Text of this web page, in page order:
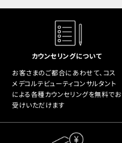
カウンセリングについて
お客さまのご都合にあわせて、コス
メデコルテビューティコンサルタント
による各種カウンセリングを無料でお
受けいただけます